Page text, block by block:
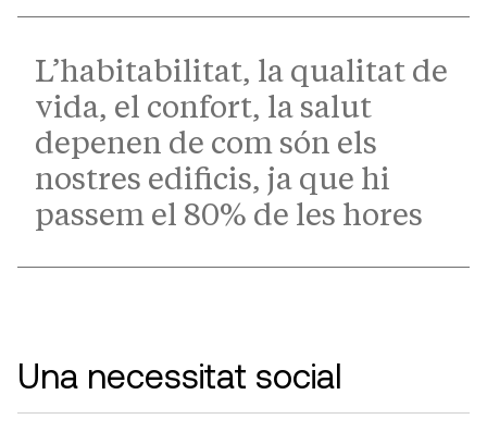
L’habitabilitat, la qualitat de
vida, el confort, la salut
depenen de com són els
nostres edificis, ja que hi
passem el 80% de les hores
Una necessitat social